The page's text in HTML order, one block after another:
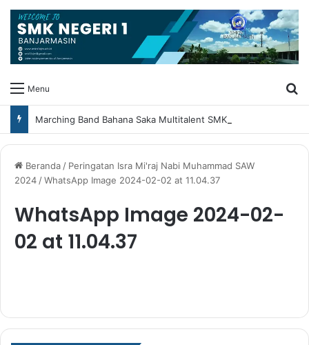
Menu
Beranda/ Peringatan Isra Mi'raj Nabi Muhammad SAW
2024/WhatsApp Image 2024-02-02 at 11.04.37
WhatsApp Image 2024-02-
02 at 11.04.37